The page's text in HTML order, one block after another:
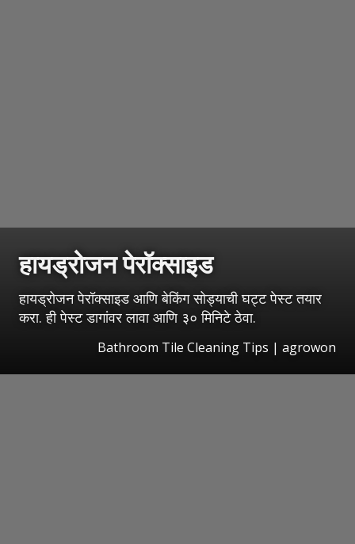
हायड्रोजन पेरॉक्साइड
हायड्रोजन पेरॉक्साइड आणि बेकिंग सोड्याची घट्ट पेस्ट तयार
करा. ही पेस्ट डागांवर लावा आणि ३० मिनिटे ठेवा.
Bathroom Tile Cleaning Tips | agrowon